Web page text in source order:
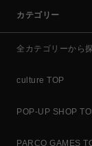
カテゴリー
全カテゴリーから
culture TOP
POP-UP SHOP
PARCO GAMES